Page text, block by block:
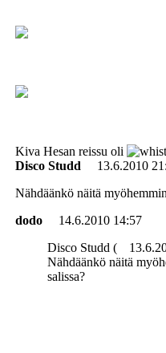
Kiva Hesan reissu oli
Disco Studd
13.6.2010
Nähdäänkö näitä
dodo
14.6.2010 14:57
Disco Studd (
Nähdäänkö näitä
salissa?